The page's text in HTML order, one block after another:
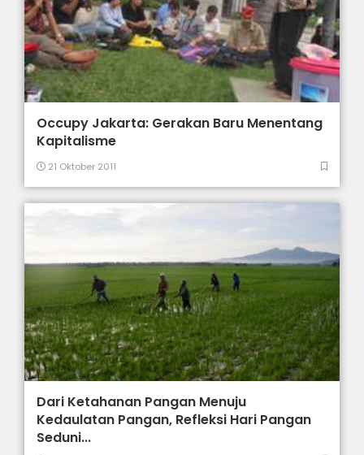
Occupy Jakarta: Gerakan Baru Menentang
Kapitalisme
21 Oktober 2011
Dari Ketahanan Pangan Menuju
Kedaulatan Pangan, Refleksi Hari Pangan
Seduni...